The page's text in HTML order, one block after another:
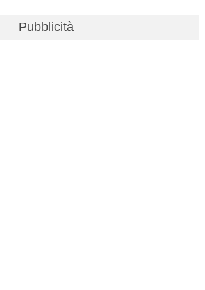
Pubblicità